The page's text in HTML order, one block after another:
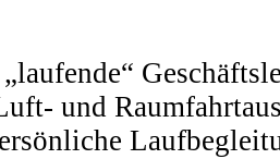
und